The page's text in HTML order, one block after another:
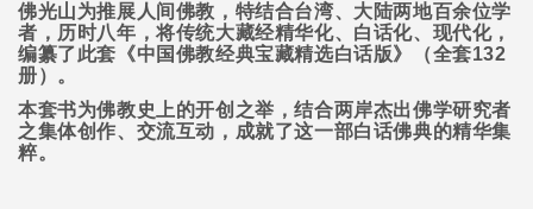
佛光山为推展人间佛教，特结合台湾、大陆两地百余位学
者，历时八年，将传统大藏经精华化、白话化、现代化，
编纂了此套《中国佛教经典宝藏精选白话版》（全套132
册）。
本套书为佛教史上的开创之举，结合两岸杰出佛学研究者
之集体创作、交流互动，成就了这一部白话佛典的精华集
粹。